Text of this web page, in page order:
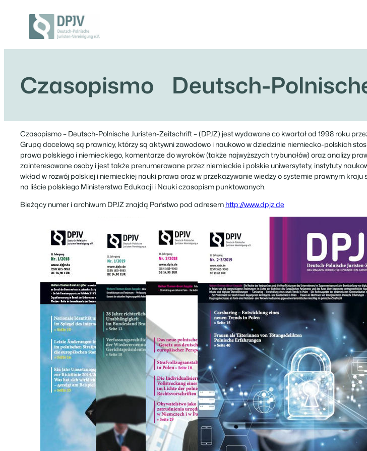
Deutsch-
Polnische
Juristen-
Czasopismo Deutsch-
Czasopismo – Deutsch-Polnische Juristen-Zeitschrift – (DPJZ) jest wydawane co kwartał od 1998 roku
Grupą docelową są prawnicy, którzy są aktywni zawodowo i naukowo w dziedzinie niemiecko-polskich
prawa polskiego i niemieckiego, komentarze do wyroków (także najwyższych trybunałów) oraz analizy
zainteresowane osoby i jest także prenumerowane przez niemieckie i polskie uniwersytety, instytuty
wkład w rozwój polskiej i niemieckiej nauki prawa oraz w przekazywanie wiedzy o systemie prawnym
na liście polskiego Ministerstwa Edukacji i Nauki czasopism punktowanych.
Bieżący numer i archiwum DPJZ znajdą Państwo pod adresem http://www.dpjz.de